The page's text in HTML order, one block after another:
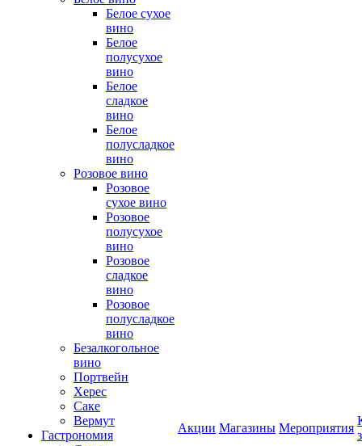
Белое сухое
вино
Белое
полусухое
вино
Белое
сладкое
вино
Белое
полусладкое
вино
Розовое вино
Розовое
сухое вино
Розовое
полусухое
вино
Розовое
сладкое
вино
Розовое
полусладкое
вино
Безалкогольное
вино
Портвейн
Херес
Саке
Вермут
Гастрономия
Акции Магазины Мероприятия